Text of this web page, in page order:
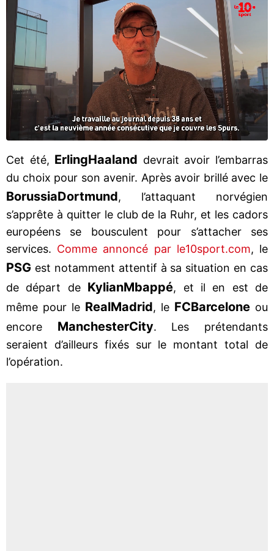
Cet été, ErlingHaaland devrait avoir l’embarras
du choix pour son avenir. Après avoir brillé avec le
BorussiaDortmund, l’attaquant norvégien
s’apprête à quitter le club de la Ruhr, et les cadors
européens se bousculent pour s’attacher ses
services. Comme annoncé par le10sport.com, le
PSG est notamment attentif à sa situation en cas
de départ de KylianMbappé, et il en est de
même pour le RealMadrid, le FCBarcelone ou
encore ManchesterCity. Les prétendants
seraient d’ailleurs fixés sur le montant total de
l’opération.